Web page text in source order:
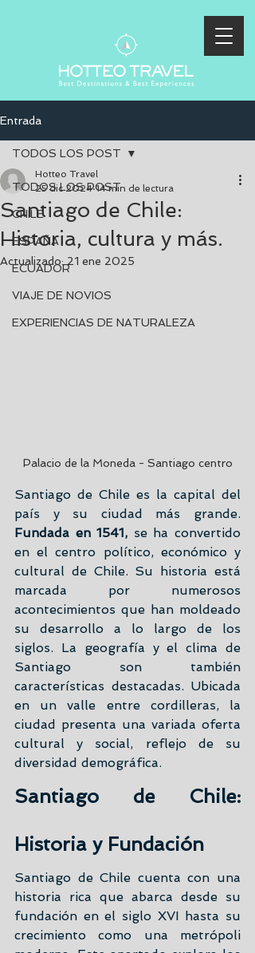
Entrada
TODOS LOS POST
CHILE
ESPAÑA
ECUADOR
VIAJE DE NOVIOS
EXPERIENCIAS DE NATURALEZA
TODOS LOS POST
Santiago de Chile:
Historia, cultura y más.
Hotteo Travel
25 dic 2024 14 min de lectura
Actualizado: 21 ene 2025
Palacio de la Moneda - Santiago centro
Santiago de Chile es la capital del
país y su ciudad más grande.
Fundada en 1541, se ha convertido
en el centro político, económico y
cultural de Chile. Su historia está
marcada por numerosos
acontecimientos que han moldeado
su desarrollo a lo largo de los
siglos. La geografía y el clima de
Santiago son también
características destacadas. Ubicada
en un valle entre cordilleras, la
ciudad presenta una variada oferta
cultural y social, reflejo de su
diversidad demográfica.
Santiago de Chile:
Historia y Fundación
Santiago de Chile cuenta con una
historia rica que abarca desde su
fundación en el siglo XVI hasta su
crecimiento como una metrópoli